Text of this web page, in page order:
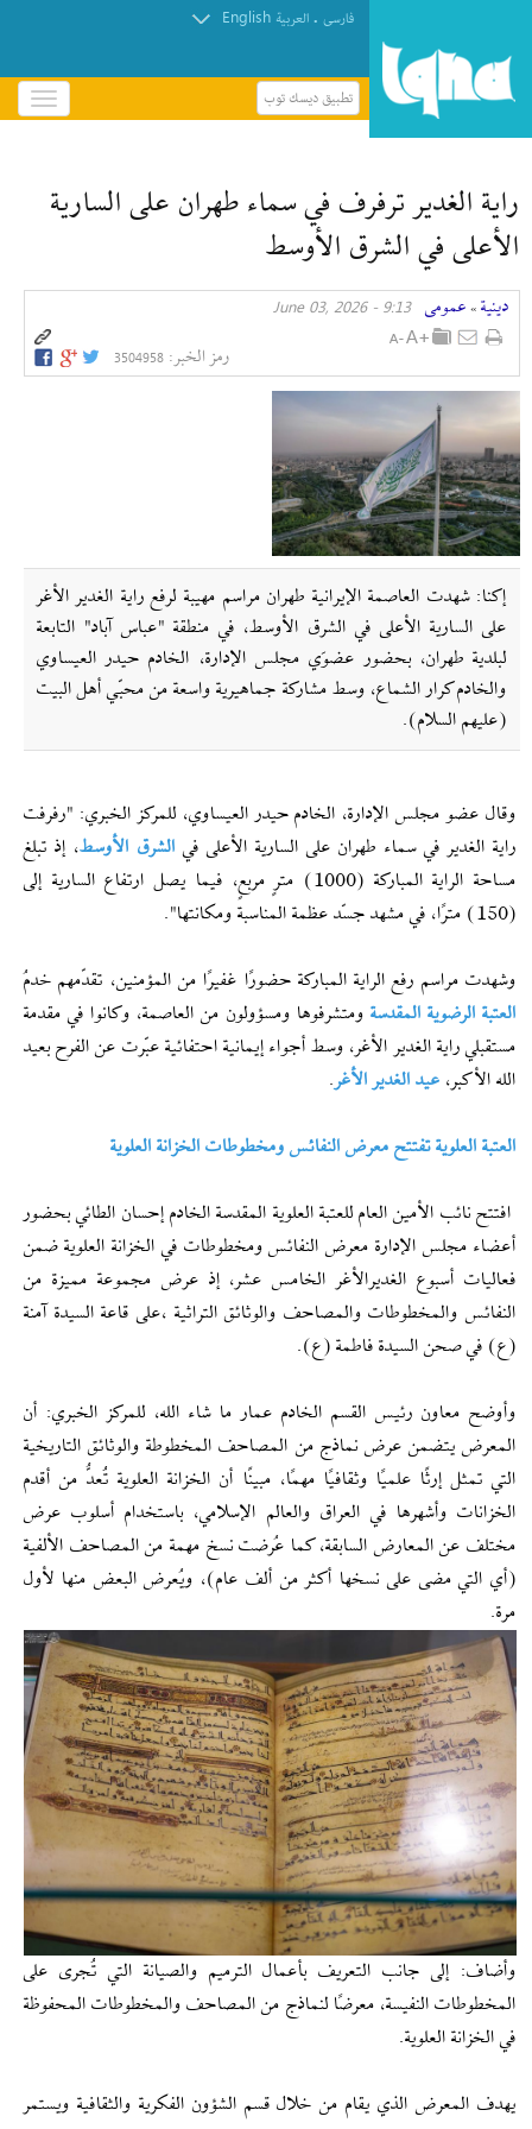
فارسی . العربیة English
تطبيق ديسك توب
باز
و
راية الغدير ترفرف في سماء طهران على السارية
الأعلى في الشرق الأوسط
دينية » عمومی 9:13 - June 03, 2026
رمز الخبر: 3504958
إکنا: شهدت العاصمة الإيرانية طهران مراسم مهيبة لرفع راية الغدير الأغر
على السارية الأعلى في الشرق الأوسط، في منطقة "عباس آباد" التابعة
لبلدية طهران، بحضور عضوَي مجلس الإدارة، الخادم حيدر العيساوي
والخادم كرار الشماع، وسط مشاركة جماهيرية واسعة من محبّي أهل البيت
(عليهم السلام).
وقال عضو مجلس الإدارة، الخادم حيدر العيساوي، للمركز الخبري: "رفرفت
راية الغدير في سماء طهران على السارية الأعلى في الشرق الأوسط، إذ تبلغ
مساحة الراية المباركة (1000) مترٍ مربعٍ، فيما يصل ارتفاع السارية إلى
(150) مترًا، في مشهد جسّد عظمة المناسبة ومكانتها".
وشهدت مراسم رفع الراية المباركة حضورًا غفيرًا من المؤمنين، تقدّمهم خدمُ
العتبة الرضوية المقدسة ومتشرفوها ومسؤولون من العاصمة، وكانوا في مقدمة
مستقبلي راية الغدير الأغر، وسط أجواء إيمانية احتفائية عبّرت عن الفرح بعيد
الله الأكبر، عيد الغدير الأغر.
العتبة العلوية تفتتح معرض النفائس ومخطوطات الخزانة العلوية
افتتح نائب الأمين العام للعتبة العلوية المقدسة الخادم إحسان الطائي بحضور
أعضاء مجلس الإدارة معرض النفائس ومخطوطات في الخزانة العلوية ضمن
فعاليات أسبوع الغديرالأغر الخامس عشر، إذ عرض مجموعة مميزة من
النفائس والمخطوطات والمصاحف والوثائق التراثية ،على قاعة السيدة آمنة
(ع) في صحن السيدة فاطمة (ع).
وأوضح معاون رئيس القسم الخادم عمار ما شاء الله، للمركز الخبري: أن
المعرض يتضمن عرض نماذج من المصاحف المخطوطة والوثائق التاريخية
التي تمثل إرثًا علميًا وثقافيًا مهمًا، مبينًا أن الخزانة العلوية تُعدُّ من أقدم
الخزانات وأشهرها في العراق والعالم الإسلامي، باستخدام أسلوب عرض
مختلف عن المعارض السابقة، كما عُرضت نسخ مهمة من المصاحف الألفية
(أي التي مضى على نسخها أكثر من ألف عام)، ويُعرض البعض منها لأول
مرة.
وأضاف: إلى جانب التعريف بأعمال الترميم والصيانة التي تُجرى على
المخطوطات النفيسة، معرضًا لنماذج من المصاحف والمخطوطات المحفوظة
في الخزانة العلوية.
يهدف المعرض الذي يقام من خلال قسم الشؤون الفكرية والثقافية ويستمر